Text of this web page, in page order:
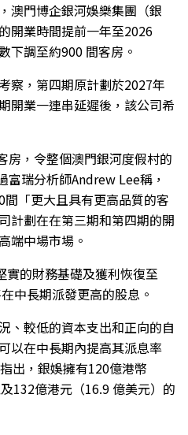
澳門博企銀河娛樂集團（銀
開業時間提前一年至2026
下調至約900 間客房。
察，第四期原計劃於2027年
開業一連串延遲後，該公司希
房，令整個澳門銀河度假村的
瑞分析師Andrew Lee稱，
「更大且具有更高品質的客
計劃在在第三期和第四期的開
端中場市場。
實的財務基礎及獲利恢復至
中長期派發更高的股息。
、較低的資本支出和正向的自
以在中長期內提高其派息率
出，銀娛擁有120億港幣
132億港元（16.9 億美元）的